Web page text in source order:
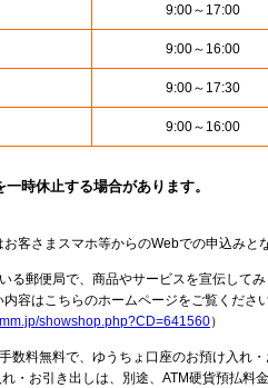
9:00～17:00
9:00～16:00
9:00～17:30
9:00～16:00
時休止する場合があります。
客さまスマホ等からのWebでの申込みと
る郵便局で、商品やサービスを宣伝して
容はこちらのホームページをご覧くださ
showshop.php?CD=641560）
数料無料で、ゆうちょ口座のお預け入れ
・お引き出しは、別途、ATM硬貨預払料